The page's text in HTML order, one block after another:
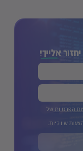
אלייך!
הפרטיות של
שיווקיות.